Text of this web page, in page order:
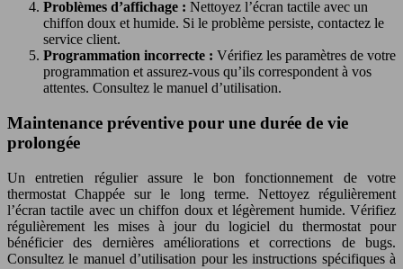
Problèmes d’affichage : Nettoyez l’écran tactile avec un
chiffon doux et humide. Si le problème persiste, contactez le
service client.
Programmation incorrecte : Vérifiez les paramètres de votre
programmation et assurez-vous qu’ils correspondent à vos
attentes. Consultez le manuel d’utilisation.
Maintenance préventive pour une durée de vie
prolongée
Un entretien régulier assure le bon fonctionnement de votre
thermostat Chappée sur le long terme. Nettoyez régulièrement
l’écran tactile avec un chiffon doux et légèrement humide. Vérifiez
régulièrement les mises à jour du logiciel du thermostat pour
bénéficier des dernières améliorations et corrections de bugs.
Consultez le manuel d’utilisation pour les instructions spécifiques à